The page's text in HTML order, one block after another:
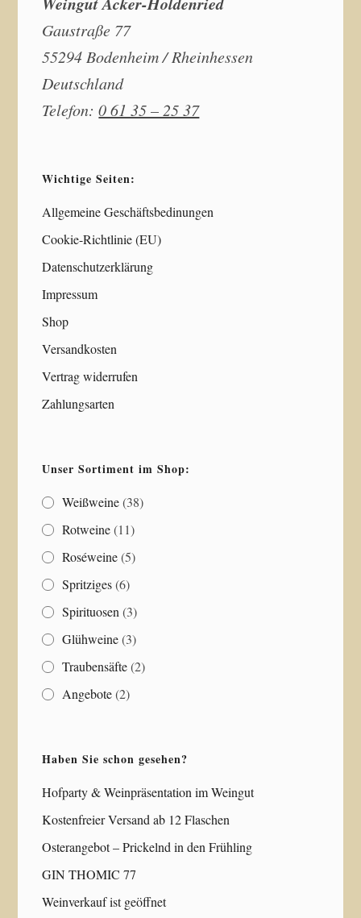
Gaustraße 77
55294 Bodenheim / Rheinhessen
Deutschland
Telefon:0 61 35 – 25 37
Wichtige Seiten:
Allgemeine Geschäftsbedinungen
Cookie-Richtlinie (EU)
Datenschutzerklärung
Impressum
Shop
Versandkosten
Vertrag widerrufen
Zahlungsarten
Unser Sortiment im Shop:
Weißweine (38)
Rotweine (11)
Roséweine (5)
Spritziges (6)
Spirituosen (3)
Glühweine (3)
Traubensäfte (2)
Angebote (2)
Haben Sie schon gesehen?
Hofparty & Weinpräsentation im Weingut
Kostenfreier Versand ab 12 Flaschen
Osterangebot – Prickelnd in den Frühling
GIN THOMIC 77
Weinverkauf ist geöffnet